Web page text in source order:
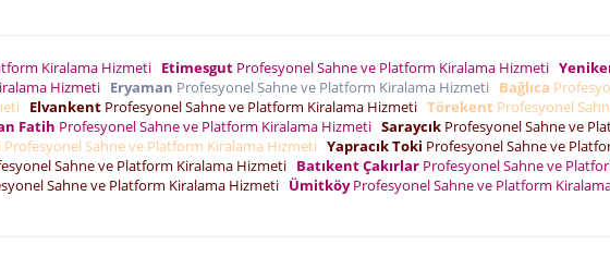
Kiralama Hizmeti Etimesgut Profesyonel Sahne ve Platform Kiralama Hizmeti
Hizmeti Eryaman Profesyonel Sahne ve Platform Kiralama Hizmeti Bağlıca
Elvankent Profesyonel Sahne ve Platform Kiralama Hizmeti Törekent Profesyonel
Fatih Profesyonel Sahne ve Platform Kiralama Hizmeti Saraycık Profesyonel Sahne ve
Profesyonel Sahne ve Platform Kiralama Hizmeti Yapracık Toki Profesyonel Sahne ve
Sahne ve Platform Kiralama Hizmeti Batıkent Çakırlar Profesyonel Sahne ve
Sahne ve Platform Kiralama Hizmeti ÜmitköyProfesyonel Sahne ve Platform